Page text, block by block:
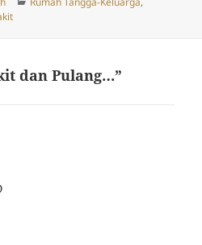
dan Pulang…”